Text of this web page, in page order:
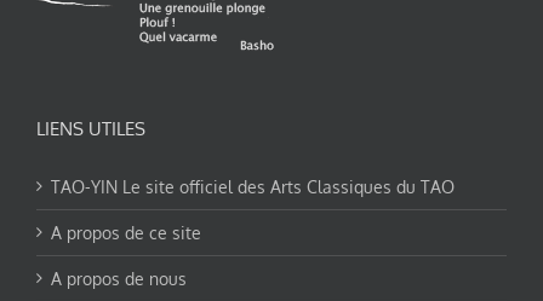
LIENS UTILES
TAO-YIN Le site officiel des Arts Classiques du TAO
A propos de ce site
A propos de nous